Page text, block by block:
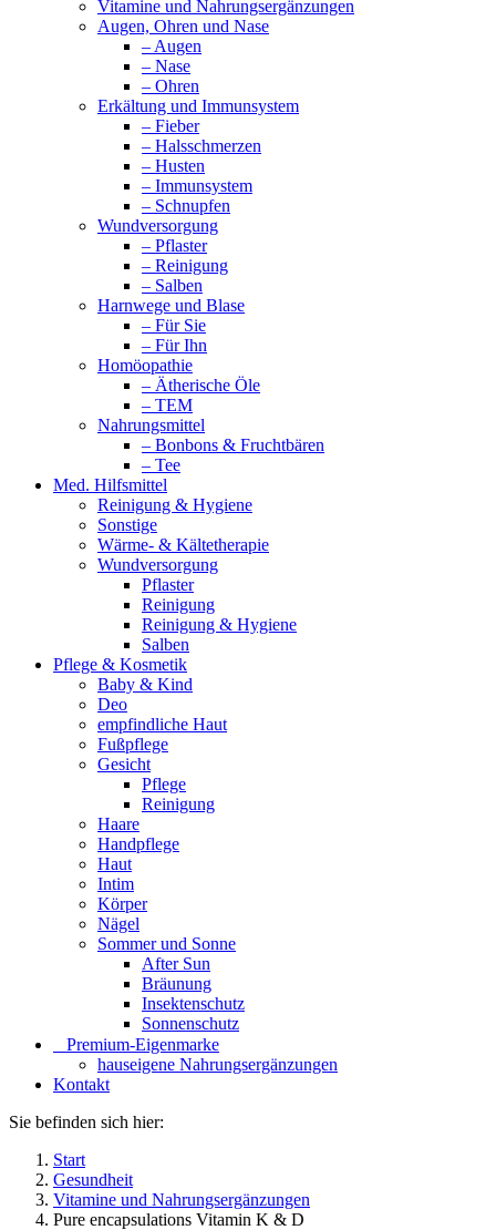
Vitamine und Nahrungsergänzungen
Augen, Ohren und Nase
– Augen
– Nase
– Ohren
Erkältung und Immunsystem
– Fieber
– Halsschmerzen
– Husten
– Immunsystem
– Schnupfen
Wundversorgung
– Pflaster
– Reinigung
– Salben
Harnwege und Blase
– Für Sie
– Für Ihn
Homöopathie
– Ätherische Öle
– TEM
Nahrungsmittel
– Bonbons & Fruchtbären
– Tee
Med. Hilfsmittel
Reinigung & Hygiene
Sonstige
Wärme- & Kältetherapie
Wundversorgung
Pflaster
Reinigung
Reinigung & Hygiene
Salben
Pflege & Kosmetik
Baby & Kind
Deo
empfindliche Haut
Fußpflege
Gesicht
Pflege
Reinigung
Haare
Handpflege
Haut
Intim
Körper
Nägel
Sommer und Sonne
After Sun
Bräunung
Insektenschutz
Sonnenschutz
⠀​Premium-Eigenmarke
hauseigene Nahrungsergänzungen
Kontakt
Sie befinden sich hier:
Start
Gesundheit
Vitamine und Nahrungsergänzungen
Pure encapsulations Vitamin K & D